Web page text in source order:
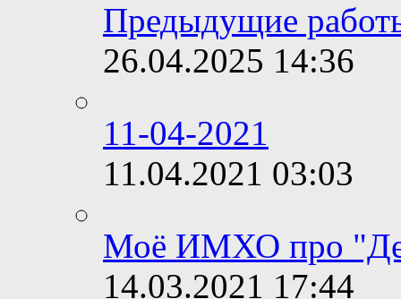
Предыдущие
26.04.2025 14:36
11-04-2021
11.04.2021 03:03
Моё ИМХО про
14.03.2021 17:44